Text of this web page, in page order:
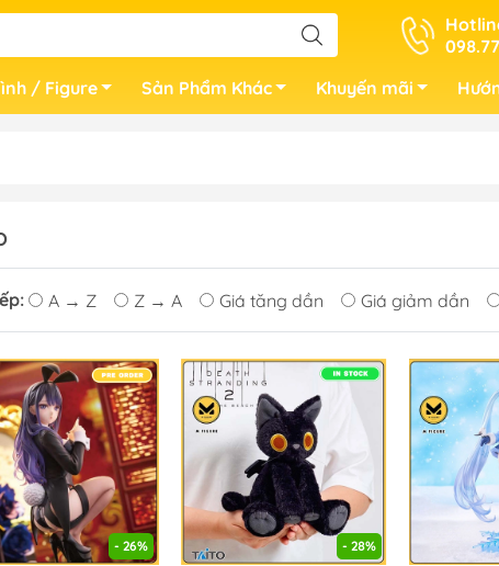
/ Figure
Sản Phẩm Khác Khuyến mãi
A → Z Z → A Giá tăng dần Giá giảm dần
- 26% - 28%